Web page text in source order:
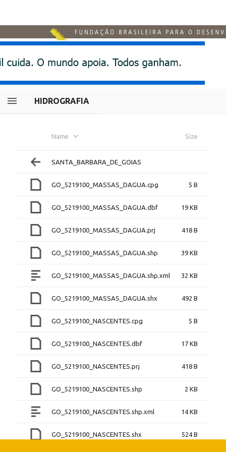
HIDROGRAFIA
Name Size
SANTA_BARBARA_DE_GOIAS
GO_5219100_MASSAS_DAGUA.cpg 5 B
GO_5219100_MASSAS_DAGUA.dbf 19 KB
GO_5219100_MASSAS_DAGUA.prj 418 B
GO_5219100_MASSAS_DAGUA.shp 39 KB
GO_5219100_MASSAS_DAGUA.shp.xml 32 KB
GO_5219100_MASSAS_DAGUA.shx 492 B
GO_5219100_NASCENTES.cpg 5 B
GO_5219100_NASCENTES.dbf 17 KB
GO_5219100_NASCENTES.prj 418 B
GO_5219100_NASCENTES.shp 2 KB
GO_5219100_NASCENTES.shp.xml 14 KB
GO_5219100_NASCENTES.shx 524 B